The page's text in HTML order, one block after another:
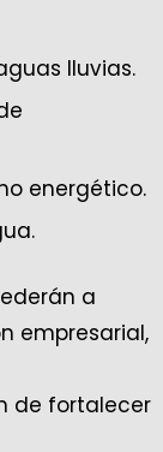
lluvias.
energético.
a
empresarial,
de fortalecer